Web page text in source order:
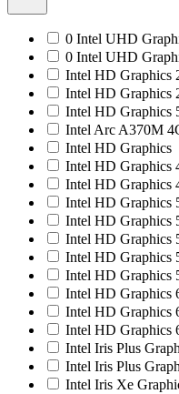
0 Intel UHD
0 Intel UHD
Intel HD Graphics
Intel HD Graphics
Intel HD Graphics
Intel Arc A370M
Intel HD Graphics
Intel HD Graphics
Intel HD Graphics
Intel HD Graphics
Intel HD Graphics
Intel HD Graphics
Intel HD Graphics
Intel HD Graphics
Intel HD Graphics
Intel HD Graphics
Intel HD Graphics
Intel Iris Plus
Intel Iris Plus
Intel Iris Xe